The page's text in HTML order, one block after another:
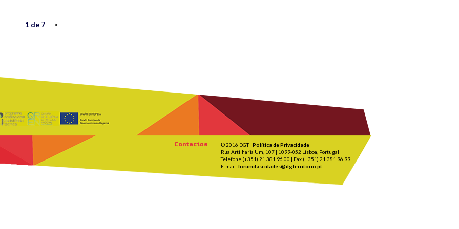
1 de 7 >
Contactos © 2016 DGT |Política de Privacidade
Rua Artilharia Um, 107 | 1099-052 Lisboa, Portugal
Telefone (+351) 21 381 96 00 | Fax (+351) 21 381 96 99
E-mail:forumdascidades@dgterritorio.pt